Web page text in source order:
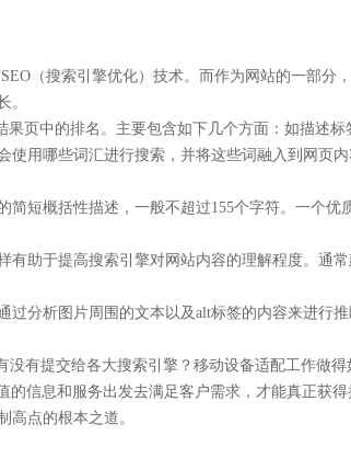
（搜索引擎优化）技术。而作为网站的一部分
。
中的排名。主要包含如下几个方面：如描述标
哪些词汇进行搜索，并将这些词融入到网页
概括性描述，一般不超过155个字符。一个优
于提高搜索引擎对网站内容的理解程度。通
析图片周围的文本以及alt标签的内容来进行
提交给各大搜索引擎？移动设备适配工作做得
息和服务出发去满足客户需求，才能真正获
高点的根本之道。